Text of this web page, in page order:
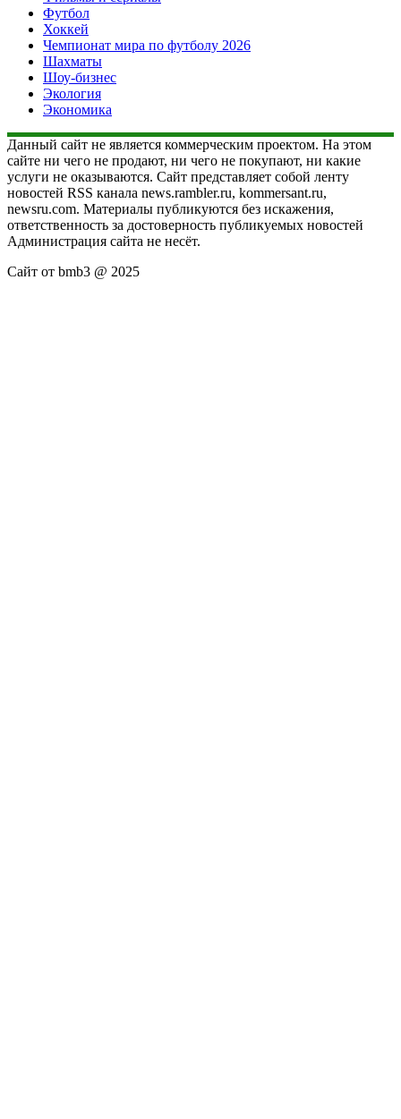
Футбол
Хоккей
Чемпионат мира по футболу 2026
Шахматы
Шоу-бизнес
Экология
Экономика
Данный сайт не является коммерческим проектом. На этом
сайте ни чего не продают, ни чего не покупают, ни какие
услуги не оказываются. Сайт представляет собой ленту
новостей RSS канала news.rambler.ru, kommersant.ru,
newsru.com. Материалы публикуются без искажения,
ответственность за достоверность публикуемых новостей
Администрация сайта не несёт.
Сайт от bmb3 @ 2025